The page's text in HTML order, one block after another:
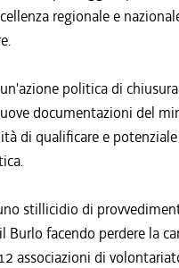
regionale e
politica di
documentazioni del
di qualificare e
stillicidio di
Burlo facendo perdere la
associazioni di